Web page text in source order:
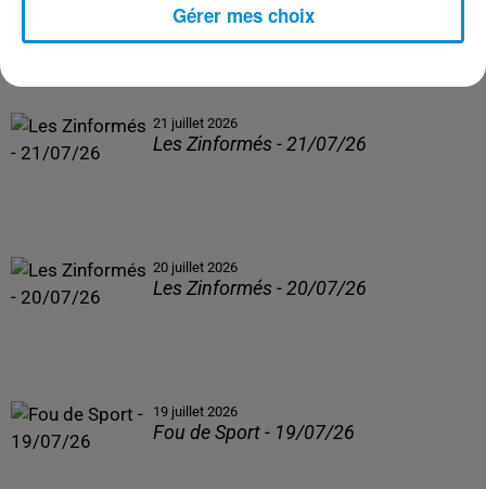
21 juillet 2026
Les Zinformés - 21/07/26
20 juillet 2026
Les Zinformés - 20/07/26
19 juillet 2026
Fou de Sport - 19/07/26
Gérer mes choix